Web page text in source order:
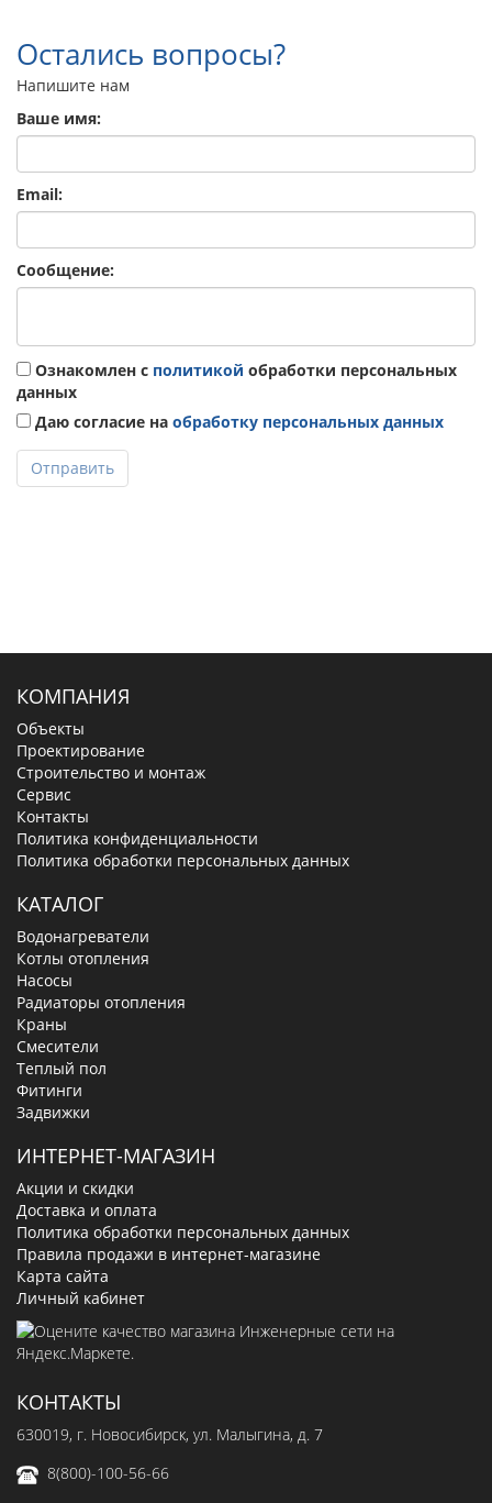
Остались вопросы?
Напишите нам
Ваше имя:
Email:
Сообщение:
Ознакомлен с политикой обработки персональных
данных
Даю согласие на обработку персональных данных
Отправить
КОМПАНИЯ
Объекты
Проектирование
Строительство и монтаж
Сервис
Контакты
Политика конфиденциальности
Политика обработки персональных данных
КАТАЛОГ
Водонагреватели
Котлы отопления
Насосы
Радиаторы отопления
Краны
Смесители
Теплый пол
Фитинги
Задвижки
ИНТЕРНЕТ-МАГАЗИН
Акции и скидки
Доставка и оплата
Политика обработки персональных данных
Правила продажи в интернет-магазине
Карта сайта
Личный кабинет
КОНТАКТЫ
630019, г. Новосибирск, ул. Малыгина, д. 7
8(800)-100-56-66